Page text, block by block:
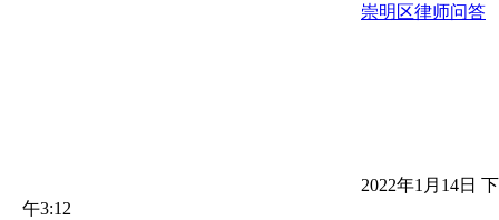
崇明区律师问答
2022年1月14日 下
午3:12